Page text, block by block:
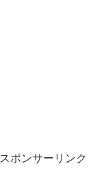
スポンサーリンク